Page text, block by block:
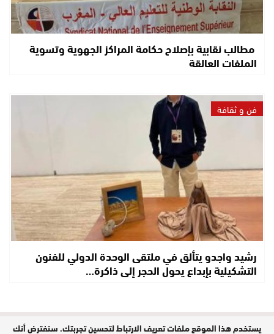
مطالب نقابية بإصلاح حكامة المراكز الجهوية وتسوية
الملفات العالقة
فن و ثقافة
رشيد واجدو يتألق في ملتقى الوحدة الدولي للفنون
التشكيلية بإبداع يحول الحجر إلى ذاكرة…
مدير النشر : حفيظة الدليمي / جميع
يستخدم هذا الموقع ملفات تعريف الارتباط لتحسين تجربتك. سنفترض أنك